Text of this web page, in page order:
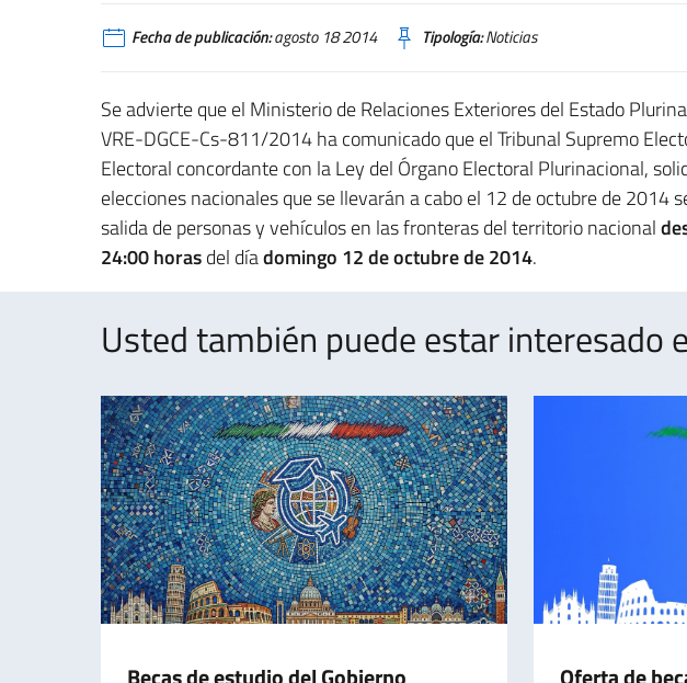
Fecha de publicación:agosto 18 2014 Tipología:Noticias
Se advierte que el Ministerio de Relaciones Exteriores del Estado
VRE-DGCE-Cs-811/2014 ha comunicado que el Tribunal Supremo
Electoral concordante con la Ley del Órgano Electoral Plurinacional,
elecciones nacionales que se llevarán a cabo el 12 de octubre de 2014
salida de personas y vehículos en las fronteras del territorio nacional
24:00 horasdel díadomingo 12 de octubre de 2014.
Usted también puede estar interesado